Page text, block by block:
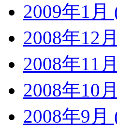
2009年1月
2008年12
2008年11
2008年10
2008年9月